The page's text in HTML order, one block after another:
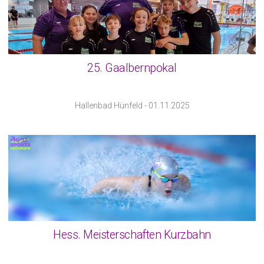
25. Gaalbernpokal
Hallenbad Hünfeld - 01.11.2025
Hess. Meisterschaften Kurzbahn